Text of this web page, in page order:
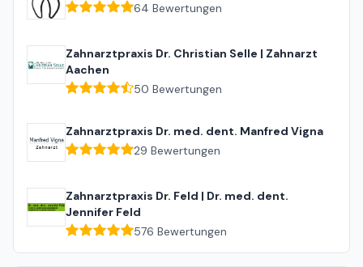
64 Bewertungen
Zahnarztpraxis Dr. Christian Selle | Zahnarzt
Aachen
50 Bewertungen
Zahnarztpraxis Dr. med. dent. Manfred Vigna
29 Bewertungen
Zahnarztpraxis Dr. Feld | Dr. med. dent.
Jennifer Feld
576 Bewertungen